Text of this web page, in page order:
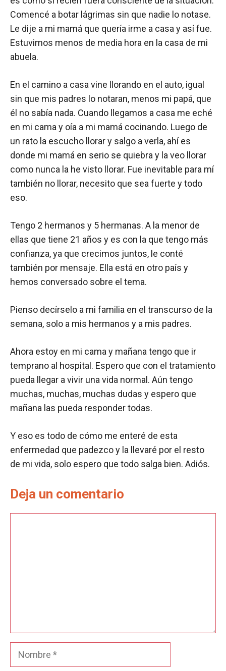
Comencé a botar lágrimas sin que nadie lo notase.
Le dije a mi mamá que quería irme a casa y así fue.
Estuvimos menos de media hora en la casa de mi
abuela.
En el camino a casa vine llorando en el auto, igual
sin que mis padres lo notaran, menos mi papá, que
él no sabía nada. Cuando llegamos a casa me eché
en mi cama y oía a mi mamá cocinando. Luego de
un rato la escucho llorar y salgo a verla, ahí es
donde mi mamá en serio se quiebra y la veo llorar
como nunca la he visto llorar. Fue inevitable para mí
también no llorar, necesito que sea fuerte y todo
eso.
Tengo 2 hermanos y 5 hermanas. A la menor de
ellas que tiene 21 años y es con la que tengo más
confianza, ya que crecimos juntos, le conté
también por mensaje. Ella está en otro país y
hemos conversado sobre el tema.
Pienso decírselo a mi familia en el transcurso de la
semana, solo a mis hermanos y a mis padres.
Ahora estoy en mi cama y mañana tengo que ir
temprano al hospital. Espero que con el tratamiento
pueda llegar a vivir una vida normal. Aún tengo
muchas, muchas, muchas dudas y espero que
mañana las pueda responder todas.
Y eso es todo de cómo me enteré de esta
enfermedad que padezco y la llevaré por el resto
de mi vida, solo espero que todo salga bien. Adiós.
Deja un comentario
Nombre